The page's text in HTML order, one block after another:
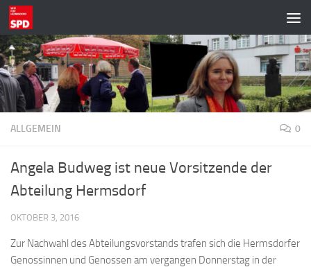
Zum Inhalt springen
ALLGEMEIN 0
Angela Budweg ist neue Vorsitzende der
Abteilung Hermsdorf
OKTOBER 3, 2016
Zur Nachwahl des Abteilungsvorstands trafen sich die Hermsdorfer
Genossinnen und Genossen am vergangen Donnerstag in der